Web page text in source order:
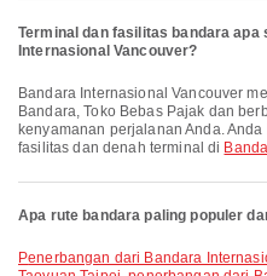
Terminal dan fasilitas bandara
Internasional Vancouver?
Bandara Internasional Vancouver menawarkan Tempat Parkir, Hotel
Bandara, Toko Bebas Pajak dan
kenyamanan perjalanan Anda.
fasilitas dan denah terminal di
Apa rute bandara paling populer
penerbangan dari Bandara Internasional Narita ke Bandara Internasional